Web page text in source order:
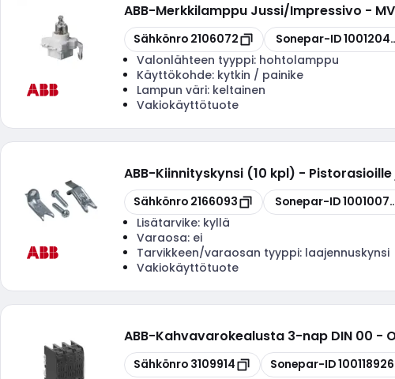
ABB-Merkkilamppu Jussi/Impressivo -
Kopioi
Sähkönro 2106072 Kopioi
Sonepar-ID
Valonlähteen tyyppi: hohtolamppu
Käyttökohde: kytkin / painike
Lampun väri: keltainen
Vakiokäyttötuote
ABB-Kiinnityskynsi (10 kpl) -
Kopioi
Sähkönro 2166093 Kopioi
Sonepar-ID
Lisätarvike: kyllä
Varaosa: ei
Tarvikkeen/varaosan tyyppi: laajennuskynsi
Vakiokäyttötuote
ABB-Kahvavarokealusta 3-nap DIN 00 -
Kopioi
Sähkönro 3109914 Kopioi
Sonepar-ID100118926